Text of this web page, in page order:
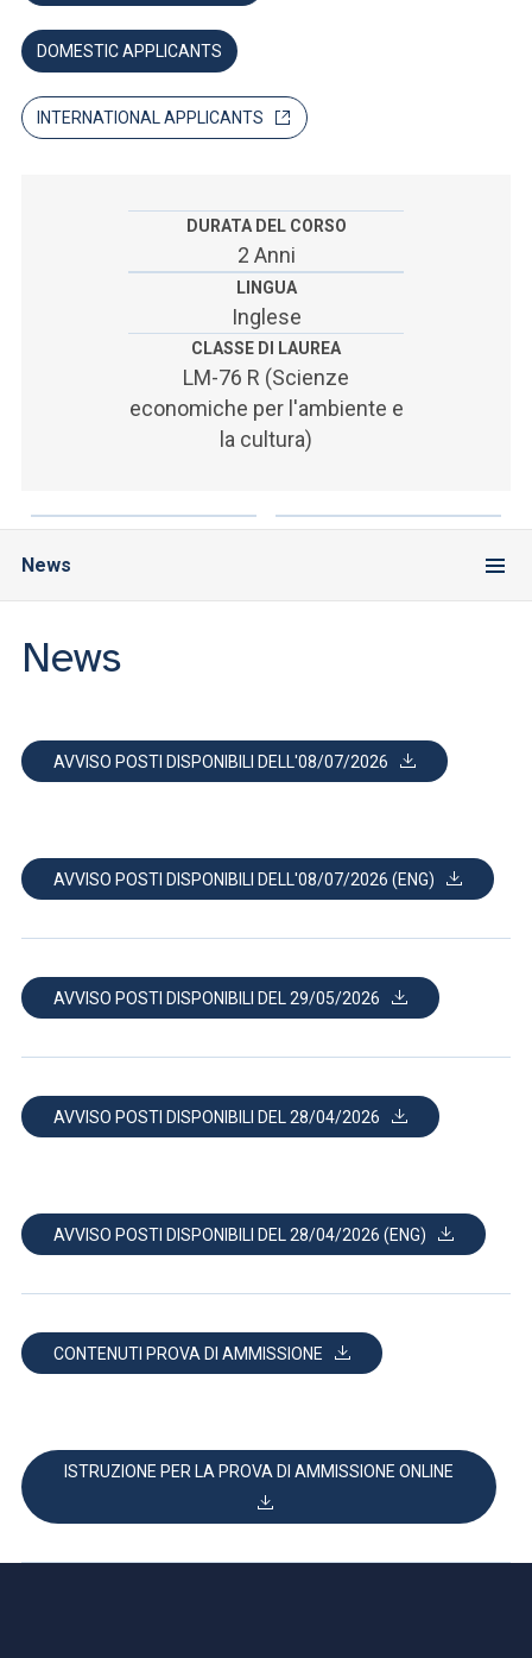
SEI UN DOCENTE O UN MEMBRO DELLO STAFF
ACCEDI A CLOUDMAIL
DOMESTIC APPLICANTS
INTERNATIONAL APPLICANTS
DURATA DEL CORSO
2 Anni
LINGUA
Inglese
CLASSE DI LAUREA
LM-76 R (Scienze
economiche per l'ambiente e
la cultura)
News
News
AVVISO POSTI DISPONIBILI DELL'08/07/2026
AVVISO POSTI DISPONIBILI DELL'08/07/2026 (ENG)
AVVISO POSTI DISPONIBILI DEL 29/05/2026
AVVISO POSTI DISPONIBILI DEL 28/04/2026
AVVISO POSTI DISPONIBILI DEL 28/04/2026 (ENG)
CONTENUTI PROVA DI AMMISSIONE
ISTRUZIONE PER LA PROVA DI AMMISSIONE ONLINE